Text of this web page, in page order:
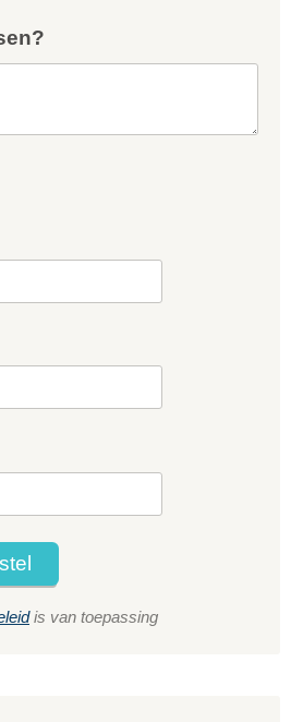
is van toepassing